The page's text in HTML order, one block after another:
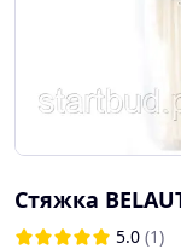
Стяжка
5.0 (1)